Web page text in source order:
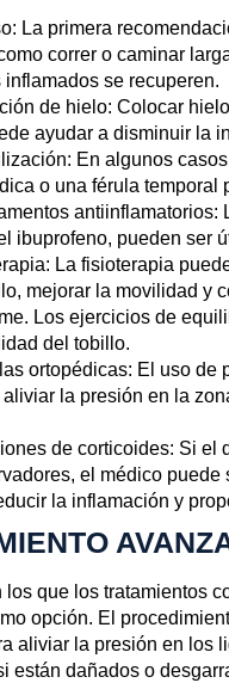
: La primera
correr o caminar
inflamados se recuperen.
de hielo: Colocar
ayudar a disminuir la
: En algunos
o una férula temporal
antiinflamatorios:
ibuprofeno, pueden ser
: La fisioterapia
mejorar la movilidad y
Los ejercicios de
del tobillo.
ortopédicas: El uso de
la presión en la
de corticoides: Si el
el médico
la inflamación y
los que los tratamientos
opción. El
aliviar la presión en los
están dañados o